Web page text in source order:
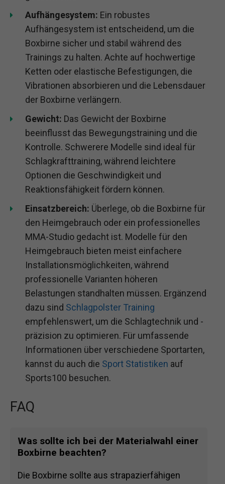
Aufhängesystem: Ein robustes
Aufhängesystem ist entscheidend, um die
Boxbirne sicher und stabil während des
Trainings zu halten. Achte auf hochwertige
Ketten oder elastische Befestigungen, die
Vibrationen absorbieren und die Lebensdauer
der Boxbirne verlängern.
Gewicht: Das Gewicht der Boxbirne
beeinflusst das Bewegungstraining und die
Kontrolle. Schwerere Modelle sind ideal für
Schlagkrafttraining, während leichtere
Optionen die Geschwindigkeit und
Reaktionsfähigkeit fördern können.
Einsatzbereich: Überlege, ob die Boxbirne für
den Heimgebrauch oder ein professionelles
MMA-Studio gedacht ist. Modelle für den
Heimgebrauch bieten meist einfachere
Installationsmöglichkeiten, während
professionelle Varianten höheren
Belastungen standhalten müssen. Ergänzend
dazu sind Schlagpolster Training
empfehlenswert, um die Schlagtechnik und -
präzision zu optimieren. Für umfassende
Informationen über verschiedene Sportarten,
kannst du auch die Sport Statistiken auf
Sports100 besuchen.
FAQ
Was sollte ich bei der Materialwahl einer
Boxbirne beachten?
Die Boxbirne sollte aus strapazierfähigen